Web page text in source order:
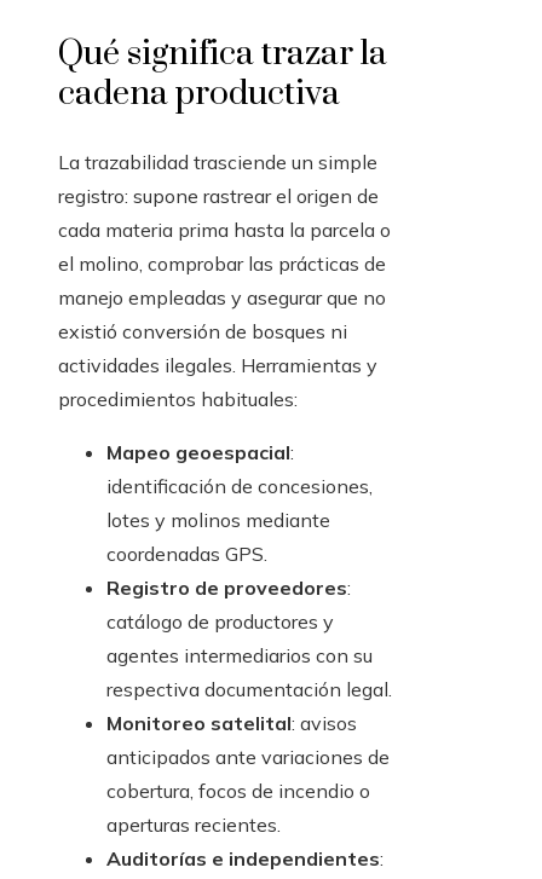
Qué significa trazar la
cadena productiva
La trazabilidad trasciende un simple
registro: supone rastrear el origen de
cada materia prima hasta la parcela o
el molino, comprobar las prácticas de
manejo empleadas y asegurar que no
existió conversión de bosques ni
actividades ilegales. Herramientas y
procedimientos habituales:
Mapeo geoespacial:
identificación de concesiones,
lotes y molinos mediante
coordenadas GPS.
Registro de proveedores:
catálogo de productores y
agentes intermediarios con su
respectiva documentación legal.
Monitoreo satelital: avisos
anticipados ante variaciones de
cobertura, focos de incendio o
aperturas recientes.
Auditorías e independientes: